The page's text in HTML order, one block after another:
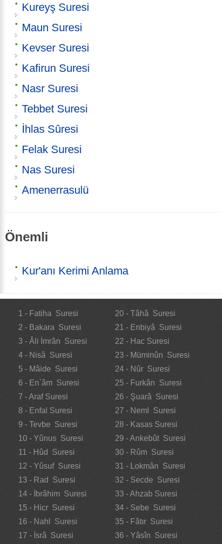
Kureyş Suresi
Maun Suresi
Kevser Suresi
Kafirun Suresi
Nasr Suresi
Tebbet Suresi
İhlas Sûresi
Felak Suresi
Nas Suresi
Amenerrasulü
Önemli
Kur'anı Kerimi Anlama
1 - Fatiha Suresi
2 - Bakara Suresi
3 - Âli İmrân Suresi
4 - Nisâ Suresi
5 - Mâide Suresi
6 - En`âm Suresi
7 - Araf Suresi
8 - Enfal Suresi
9 - Tevbe Suresi
10 - Yûnus Suresi
11 - Hûd Suresi
12 - Yûsuf Suresi
13 - Rad Suresi
14 - İbrâhim Suresi
15 - Hicr Suresi
16 - Nahl Suresi
17 - İsrâ Suresi
20 - Tâhâ Suresi
21 - Enbiyâ Suresi
22 - Hac Suresi
23 - Müminûn Suresi
24 - Nûr Suresi
25 - Furkân Suresi
26 - Şuarâ Suresi
27 - Neml Suresi
28 - Kasas Suresi
29 - Ankebût Suresi
30 - Rûm Suresi
31 - Lokmân Suresi
32 - Secde Suresi
33 - Ahzab Suresi
34 - Sebe Suresi
35 - Fâtır Suresi
36 - Yâsîn Suresi